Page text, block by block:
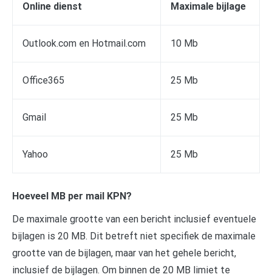
Online dienst Maximale bijlage
Outlook.com en Hotmail.com 10 Mb
Office365 25 Mb
Gmail 25 Mb
Yahoo 25 Mb
Hoeveel MB per mail KPN?
De maximale grootte van een bericht inclusief eventuele
bijlagen is 20 MB. Dit betreft niet specifiek de maximale
grootte van de bijlagen, maar van het gehele bericht,
inclusief de bijlagen. Om binnen de 20 MB limiet te